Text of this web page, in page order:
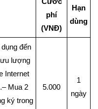
phí
(VNĐ)
Hạn
dùng
đến
lượng
Internet
Mua 2
ký trong
5.000
1
ngày